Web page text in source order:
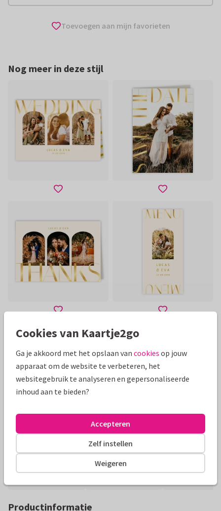
Toevoegen aan mijn favorieten
Nog meer in deze stijl
Toon meer
Mooie extra's bij je kaart
Productinformatie
Cookies van Kaartje2go
Ga je akkoord met het opslaan van cookies op jouw
apparaat om de website te verbeteren, het
websitegebruik te analyseren en gepersonaliseerde
inhoud aan te bieden?
Weigeren
Zelf instellen
Accepteren